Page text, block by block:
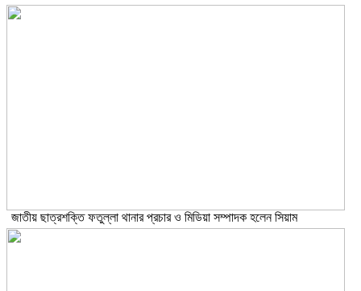
জাতীয় ছাত্রশক্তি ফতুল্লা থানার প্রচার ও মিডিয়া সম্পাদক হলেন সিয়াম